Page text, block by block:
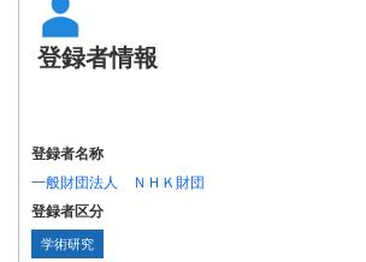
登録者情報
登録者名称
一般財団法人 ＮＨＫ財団
登録者区分
学術研究